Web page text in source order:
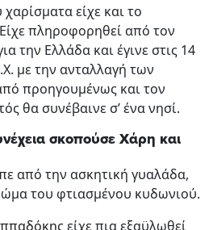
είχε και το
πληροφορηθεί από τον
την Ελλάδα και έγινε στις 14
με την ανταλλαγή των
προηγουμένως και τον
θα συνέβαινε σ’ ένα νησί.
σκοπούσε Χάρη και
από την ασκητική γυαλάδα,
του φτιασμένου κυδωνιού.
είχε πια εξαϋλωθεί